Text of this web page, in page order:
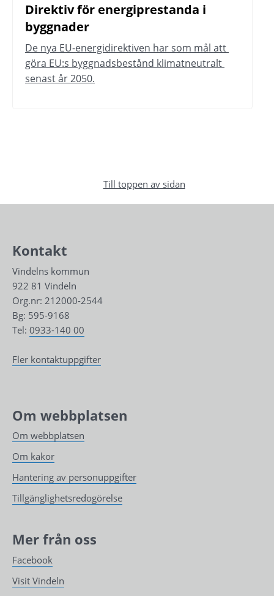
Direktiv för energiprestanda i
byggnader
De nya EU-energidirektiven har som mål att
göra EU:s byggnadsbestånd klimatneutralt
senast år 2050.
Till toppen av sidan
Kontakt
Vindelns kommun
922 81 Vindeln
Org.nr: 212000-2544
Bg: 595-9168
Tel: 0933-140 00
Fler kontaktuppgifter
Om webbplatsen
Om webbplatsen
Om kakor
Hantering av personuppgifter
Tillgänglighetsredogörelse
Mer från oss
Facebook
Visit Vindeln